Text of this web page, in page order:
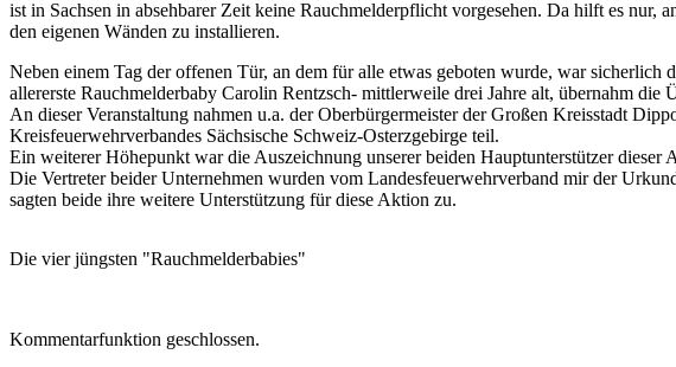
ist in Sachsen in absehbarer Zeit keine Rauchmelderpflicht vorgesehen. Da hilft es
den eigenen Wänden zu installieren.
Neben einem Tag der offenen Tür, an dem für alle etwas geboten wurde, war
allererste Rauchmelderbaby Carolin Rentzsch- mittlerweile drei Jahre alt, übernahm die
An dieser Veranstaltung nahmen u.a. der Oberbürgermeister der Großen Kreisstadt
Kreisfeuerwehrverbandes Sächsische Schweiz-Osterzgebirge teil.
Ein weiterer Höhepunkt war die Auszeichnung unserer beiden Hauptunterstützer
Die Vertreter beider Unternehmen wurden vom Landesfeuerwehrverband mir der
sagten beide ihre weitere Unterstützung für diese Aktion zu.
Die vier jüngsten "Rauchmelderbabies"
Kommentarfunktion geschlossen.